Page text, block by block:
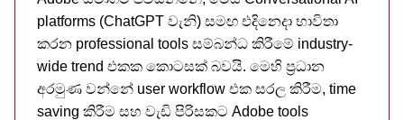
platforms (ChatGPT වැනි) සමඟ එදිනෙදා භාවිතා
කරන professional tools සම්බන්ධ කිරීමේ industry-
wide trend එකක කොටසක් බවයි. මෙහි ප්‍රධාන
අරමුණ වන්නේ user workflow එක සරල කිරීම, time
saving කිරීම සහ වැඩි පිරිසකට Adobe tools